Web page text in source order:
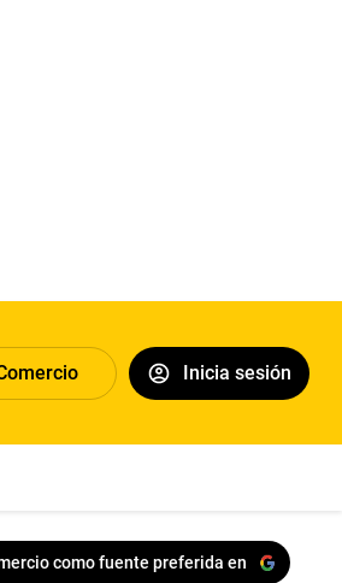
Inicia sesión
como fuente preferida en